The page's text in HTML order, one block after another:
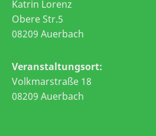
Katrin Lorenz
Obere Str.5
08209 Auerbach
Veranstaltungsort:
Volkmarstraße 18
08209 Auerbach